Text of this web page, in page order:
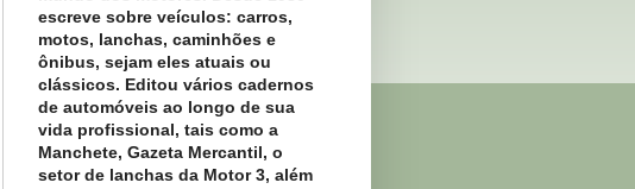
escreve sobre veículos: carros,
motos, lanchas, caminhões e
ônibus, sejam eles atuais ou
clássicos. Editou vários cadernos
de automóveis ao longo de sua
vida profissional, tais como a
Manchete, Gazeta Mercantil, o
setor de lanchas da Motor 3, além